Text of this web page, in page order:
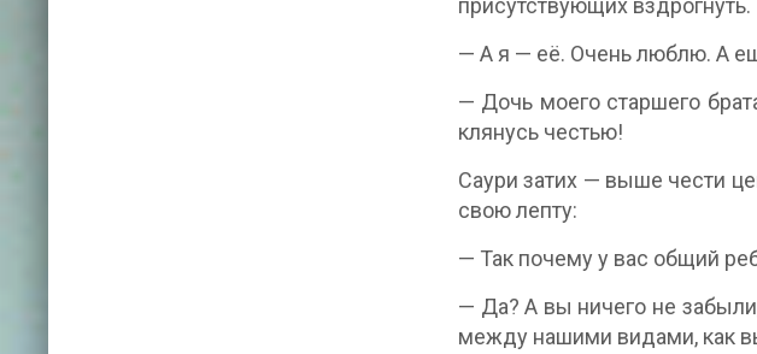
присутствующих вздрогнуть.
— А я — её. Очень люблю. А
— Дочь моего старшего
клянусь честью!
Саури затих — выше чести
свою лепту:
— Так почему у вас общий
— Да? А вы ничего не
между нашими видами, как